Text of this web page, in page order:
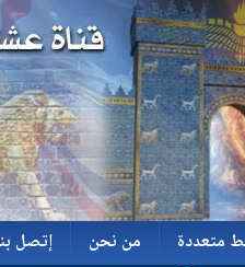
متعددة
من نحن
إتصل